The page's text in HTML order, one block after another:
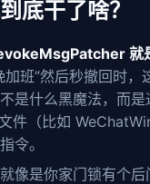
底干了啥？
就
加班”然后秒撤回时
是什么黑魔法，而
件（比如
令。
像是你家门锁有个